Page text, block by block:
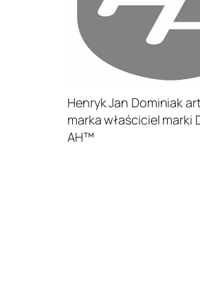
Henryk Jan Dominiak
marka właściciel marki
AH™